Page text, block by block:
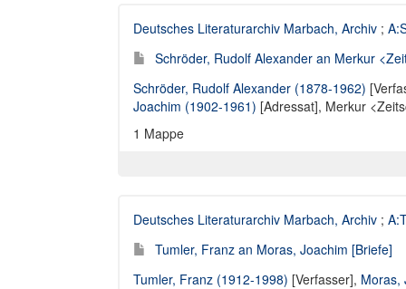
Deutsches Literaturarchiv Marbach, Archiv ;
Schröder, Rudolf Alexander an Merkur
Schröder, Rudolf Alexander (1878-1962)
Joachim (1902-1961) [Adressat], Merkur
1 Mappe
Deutsches Literaturarchiv Marbach, Archiv ;
Tumler, Franz an Moras, Joachim [Briefe]
Tumler, Franz (1912-1998) [Verfasser], Moras,